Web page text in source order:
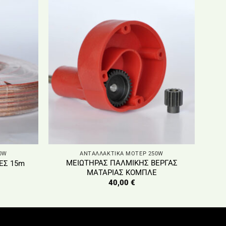
15m
ΑΝΤΑΛΛΑΚΤΙΚΑ ΜΟΤΕΡ 250W
ΜΕΙΩΤΗΡΑΣ ΠΑΛΜΙΚΗΣ ΒΕΡΓΑΣ
ΜΑΤΑΡΙΑΣ ΚΟΜΠΛΕ
40,00 €